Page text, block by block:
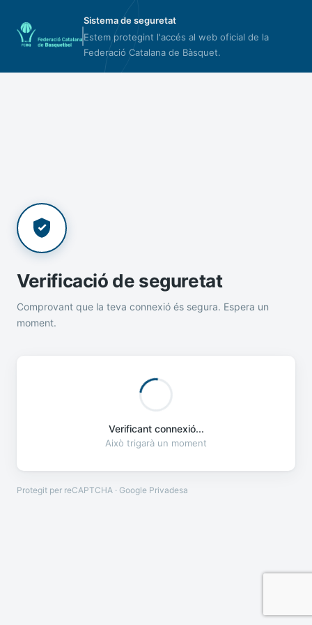
Sistema de seguretat
Estem protegint l'accés al web oficial de la
Federació Catalana de Bàsquet.
Verificació de seguretat
Comprovant que la teva connexió és segura. Espera un
moment.
Verificant connexió...
Això trigarà un moment
Protegit per reCAPTCHA · Google Privadesa